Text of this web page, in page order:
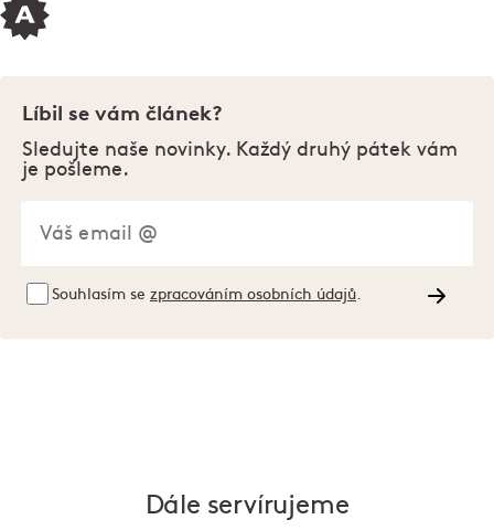
Líbil se vám článek?
Sledujte naše novinky. Každý druhý pátek vám
je pošleme.
Souhlasím se zpracováním osobních údajů
Dále servírujeme